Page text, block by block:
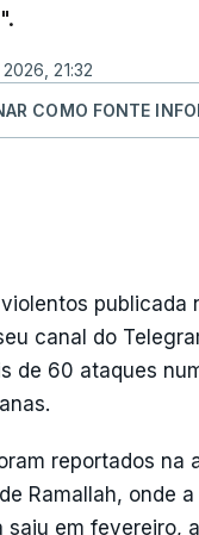
21:32
COMO FONTE
publicada
canal do
de 60 ataques
reportados na
Ramallah, onde
saiu em fevereiro,